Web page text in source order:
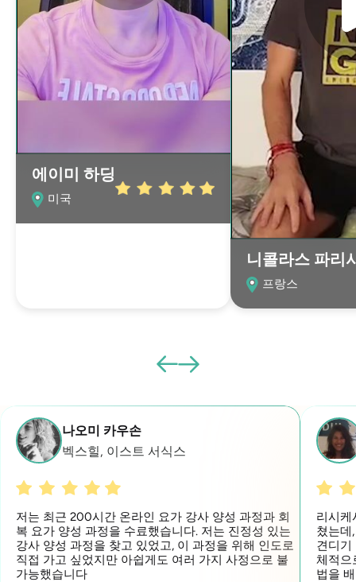
에이미 하딩
미국
니콜라스 파리
프랑스
나오미 카우손
벡스힐, 이스트 서식스
저는 최근 200시간 온라인 요가 강사 양성 과정과 회
복 요가 양성 과정을 수료했습니다. 저는 진정성 있는
강사 양성 과정을 찾고 있었고, 이 과정을 위해 인도로
직접 가고 싶었지만 아쉽게도 여러 가지 사정으로 불
가능했습니다
리시케
쳤는데
견디기
체적으
법을